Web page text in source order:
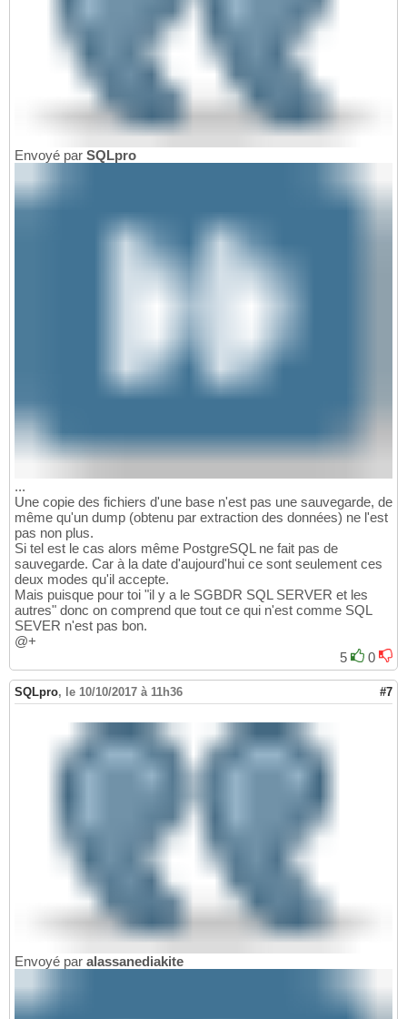
Envoyé par SQLpro
...
Une copie des fichiers d'une base n'est pas une sauvegarde, de
même qu'un dump (obtenu par extraction des données) ne l'est
pas non plus.
Si tel est le cas alors même PostgreSQL ne fait pas de
sauvegarde. Car à la date d'aujourd'hui ce sont seulement ces
deux modes qu'il accepte.
Mais puisque pour toi "il y a le SGBDR SQL SERVER et les
autres" donc on comprend que tout ce qui n'est comme SQL
SEVER n'est pas bon.
@+
5
0
SQLpro, le 10/10/2017 à 11h36 #7
Envoyé par alassanediakite